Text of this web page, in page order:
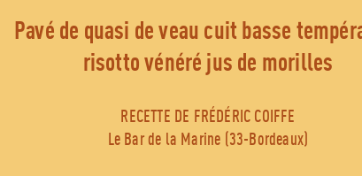
pavé de quasi de veau cuit basse température
risotto vénéré jus de morilles
RECETTE DE FRÉDÉRIC COIFFE
Le Bar de la Marine (33-Bordeaux)